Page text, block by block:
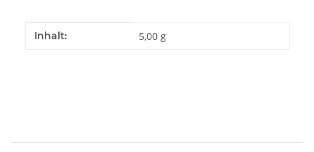
Produkteigenschaft
Wert
Inhalt: 5,00 g